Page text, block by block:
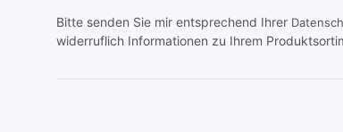
Bitte senden Sie mir entsprechend Ihrer
widerruflich Informationen zu Ihrem